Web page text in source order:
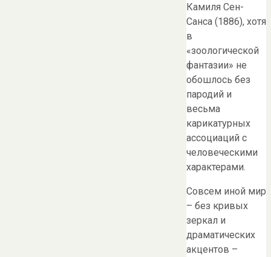
Камиля Сен-
Санса (1886), хотя
в
«зоологической
фантазии» не
обошлось без
пародий и
весьма
карикатурных
ассоциаций с
человеческими
характерами.
Совсем иной мир
– без кривых
зеркал и
драматических
акцентов –